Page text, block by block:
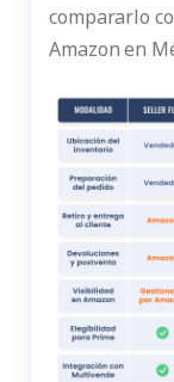
compararlo
Amazon en